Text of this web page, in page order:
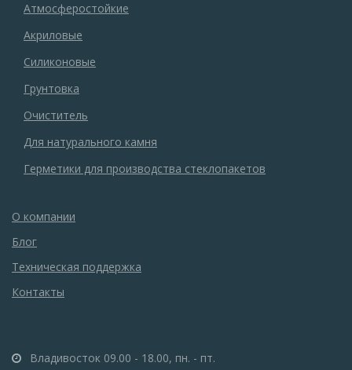
Атмосферостойкие
Акриловые
Силиконовые
Грунтовка
Очиститель
Для натурального камня
Герметики для производства стеклопакетов
О компании
Блог
Техническая поддержка
Контакты
Владивосток 09.00 - 18.00, пн. - пт.